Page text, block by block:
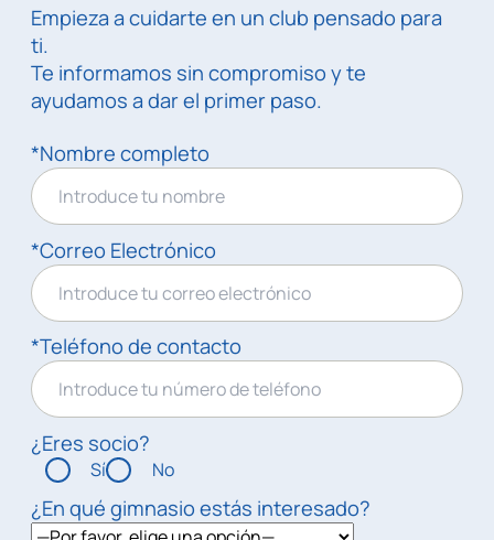
Empieza a cuidarte en un club pensado para
ti.
Te informamos sin compromiso y te
ayudamos a dar el primer paso.
*Nombre completo
*Correo Electrónico
*Teléfono de contacto
¿Eres socio?
Sí No
¿En qué gimnasio estás interesado?